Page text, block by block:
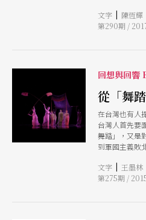
文字 | 陳恆輝
第290期 /
回想與回響
從「舞
在台灣也有人
台灣人首先要
舞踏」，又是
到軍國主義敗
抗的行動，台
肉身反抗的身
文字 | 王墨林
第275期 /